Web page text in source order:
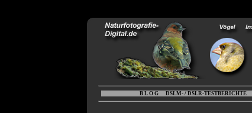
B L O G DSLM- / DSLR-TESTBERICHTE